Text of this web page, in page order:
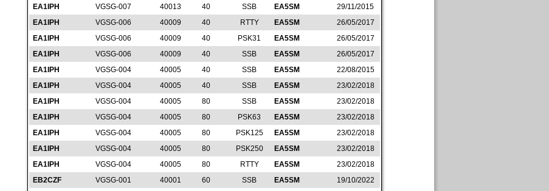
EA1IPH
VGSG-007 40013 40 SSB EA5SM
29/11/2015
EA1IPH
VGSG-006 40009 40 RTTY EA5SM
26/05/2017
EA1IPH
VGSG-006 40009 40 PSK31 EA5SM
26/05/2017
EA1IPH
VGSG-006 40009 40 SSB EA5SM
26/05/2017
EA1IPH
VGSG-004 40005 40 SSB EA5SM
22/08/2015
EA1IPH
VGSG-004 40005 40 SSB EA5SM
23/02/2018
EA1IPH
VGSG-004 40005 80 SSB EA5SM
23/02/2018
EA1IPH
VGSG-004 40005 80 PSK63 EA5SM
23/02/2018
EA1IPH
VGSG-004 40005 80 PSK125 EA5SM
23/02/2018
EA1IPH
VGSG-004 40005 80 PSK250 EA5SM
23/02/2018
EA1IPH
VGSG-004 40005 80 RTTY EA5SM
23/02/2018
EB2CZF
VGSG-001 40001 60 SSB EA5SM
19/10/2022